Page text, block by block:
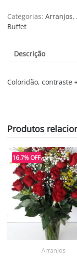
quantity
Categorias: Arranjos,
Buffet
Descrição
Coloridão, contraste
Produtos
16.7% OFF
Arranjos